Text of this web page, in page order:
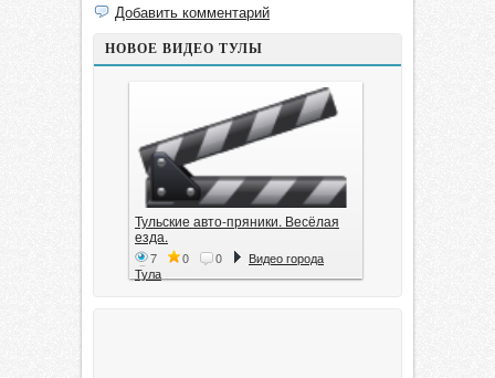
Добавить комментарий
НОВОЕ ВИДЕО ТУЛЫ
Тульские авто-пряники. Весёлая
езда.
7 0 0
Видео города
Тула